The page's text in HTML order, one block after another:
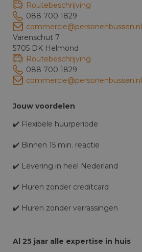
Routebeschrijving
088 700 1829
commercie@personenbussen.nl
Varenschut 7
5705 DK Helmond
Routebeschrijving
088 700 1829
commercie@personenbussen.nl
Jouw voordelen
✔️ Flexibele huurperiode
✔️ Binnen 15 min. reactie
✔️ Levering in heel Nederland
✔️ Huren zonder creditcard
✔️ Huren zonder verrassingen
Al 25 jaar alle expertise in huis